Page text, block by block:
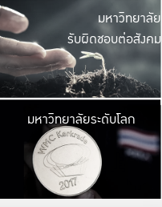
มหาวิ
ค
เปิดประ
และพบเรื่องราวใ
มหาวิทยาลัย
รับผิดชอบต่อสังคม
มหาวิ
เปลี่ยนแปลง แล
เพื่อทำง
ระบบสารสนเทศ
มหาวิทยาลัยระดับโลก